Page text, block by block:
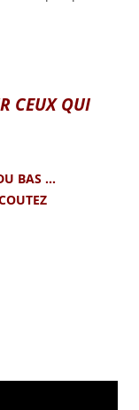
CEUX QUI
BAS …